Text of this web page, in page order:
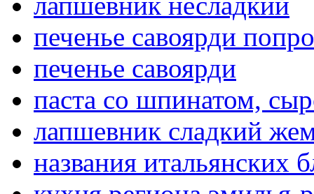
печенье савоярди
печенье савоярди
паста со шпинатом,
лапшевник сладкий
названия итальянских